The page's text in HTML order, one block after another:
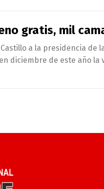
gratis, mil
a la presidencia
diciembre de este año